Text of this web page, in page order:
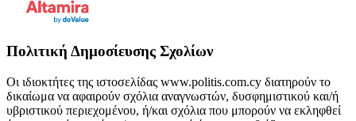
Πολιτική Δημοσίευσης Σχολίων
Οι ιδιοκτήτες της ιστοσελίδας www.politis.com.cy διατηρούν το
δικαίωμα να αφαιρούν σχόλια αναγνωστών, δυσφημιστικού και/ή
υβριστικού περιεχομένου, ή/και σχόλια που μπορούν να εκληφθεί